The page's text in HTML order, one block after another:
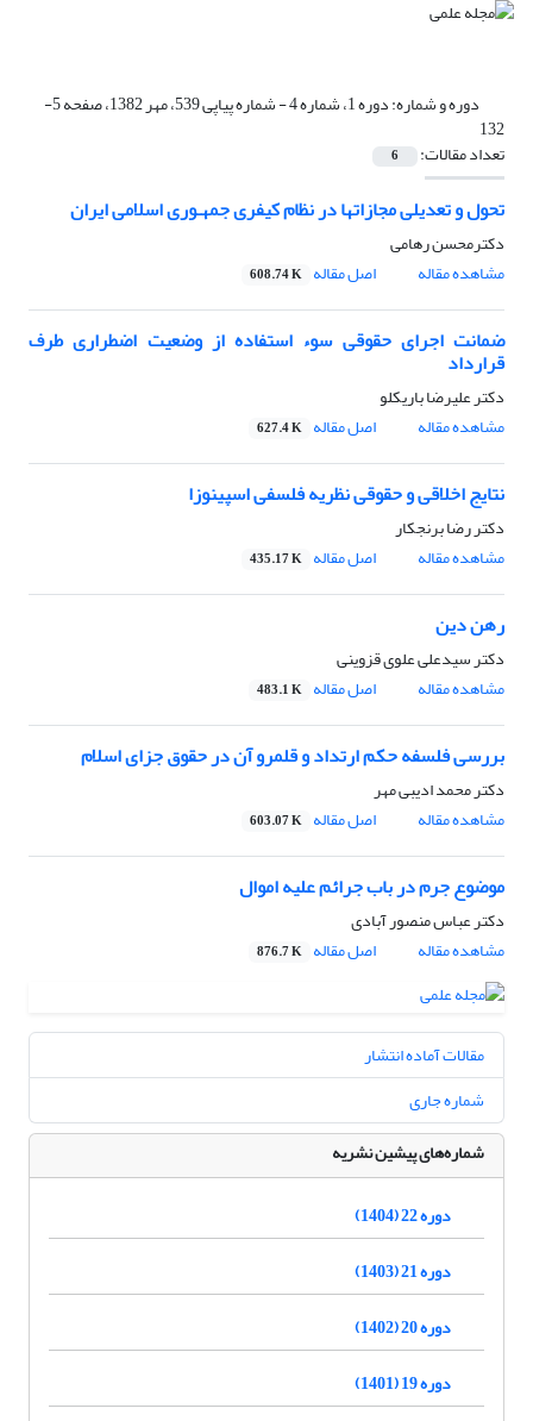
دوره و شماره: دوره 1، شماره 4 - شماره پیاپی 539، مهر 1382، صفحه 5-
132
تعداد مقالات: 6
تحول و تعدیلی مجازاتها در نظام کیفری جمهـوری اسلامی ایران
دکترمحسن رهامی
مشاهده مقاله
اصل مقاله 608.74 K
ضمانت اجرای حقوقی سوء استفاده از وضعیت اضطراری طرف
قرارداد
دکتر علیرضا باریکلو
مشاهده مقاله
اصل مقاله 627.4 K
نتایج اخلاقی و حقوقی نظریه فلسفی اسپینوزا
دکتر رضا برنجکار
مشاهده مقاله
اصل مقاله 435.17 K
رهن دین
دکتر سیدعلى علوى قزوینى
مشاهده مقاله
اصل مقاله 483.1 K
بررسی فلسفه حکم ارتداد و قلمرو آن در حقوق جزای اسلام
دکتر محمد ادیبی مهر
مشاهده مقاله
اصل مقاله 603.07 K
موضوع جرم در باب جرائم علیه اموال
دکتر عباس منصور آبادی
مشاهده مقاله
اصل مقاله 876.7 K
مقالات آماده انتشار
شماره جاری
شماره‌های پیشین نشریه
دوره 22 (1404)
دوره 21 (1403)
دوره 20 (1402)
دوره 19 (1401)